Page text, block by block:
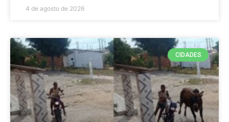
4 de agosto de 2026
CIDADES